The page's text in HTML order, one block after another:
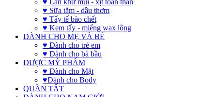
♥ Sữa tắm - dầu thơm
♥ Tẩy tế bào chết
♥ Kem tẩy - miếng wax lông
DÀNH CHO MẸ VÀ BÉ
♥ Dành cho trẻ em
♥ Dành cho bà bầu
DƯỢC MỸ PHẨM
♥ Dành cho Mặt
♥Dành cho Body
QUẦN TẤT